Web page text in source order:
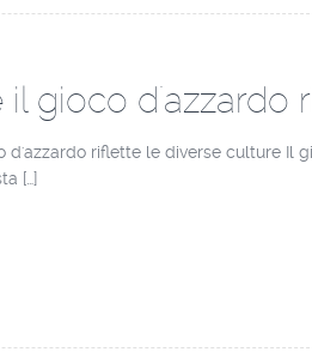
il gioco d'azzardo
d'azzardo riflette le diverse culture Il
[…]